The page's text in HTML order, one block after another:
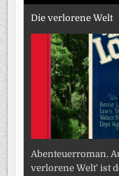
Die verlorene Welt
Abenteuerroman.
verlorene Welt' ist